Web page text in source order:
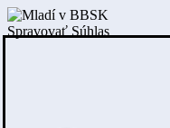
Spravovať Súhlas